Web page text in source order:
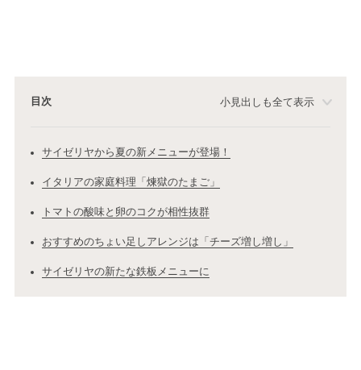
目次 小見出しも全て表示
サイゼリヤから夏の新メニューが登場！
イタリアの家庭料理「煉獄のたまご」
トマトの酸味と卵のコクが相性抜群
おすすめのちょい足しアレンジは「チーズ増し増し」
サイゼリヤの新たな鉄板メニューに